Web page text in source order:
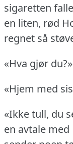
sigaretten
en liten, rød
regnet så
«Hva gjør
«Hjem med
«Ikke tull, du
en avtale med